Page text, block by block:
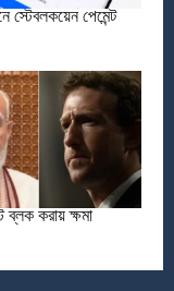
স্টেবলকয়েন পেমেন্ট
ব্লক করায় ক্ষমা